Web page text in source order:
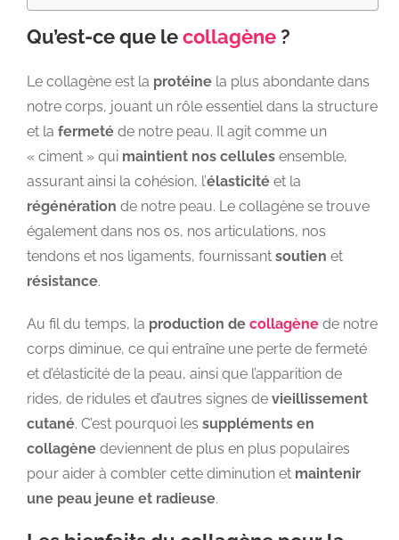
Qu’est-ce que lecollagène ?
Le collagène est la protéine la plus abondante dans
notre corps, jouant un rôle essentiel dans la structure
et la fermeté de notre peau. Il agit comme un
« ciment » qui maintient nos cellules ensemble,
assurant ainsi la cohésion, l’élasticité et la
régénération de notre peau. Le collagène se trouve
également dans nos os, nos articulations, nos
tendons et nos ligaments, fournissant soutien et
résistance.
Au fil du temps, la production de collagène de notre
corps diminue, ce qui entraîne une perte de fermeté
et d’élasticité de la peau, ainsi que l’apparition de
rides, de ridules et d’autres signes de vieillissement
cutané. C’est pourquoi les suppléments en
collagène deviennent de plus en plus populaires
pour aider à combler cette diminution et maintenir
une peau jeune et radieuse.